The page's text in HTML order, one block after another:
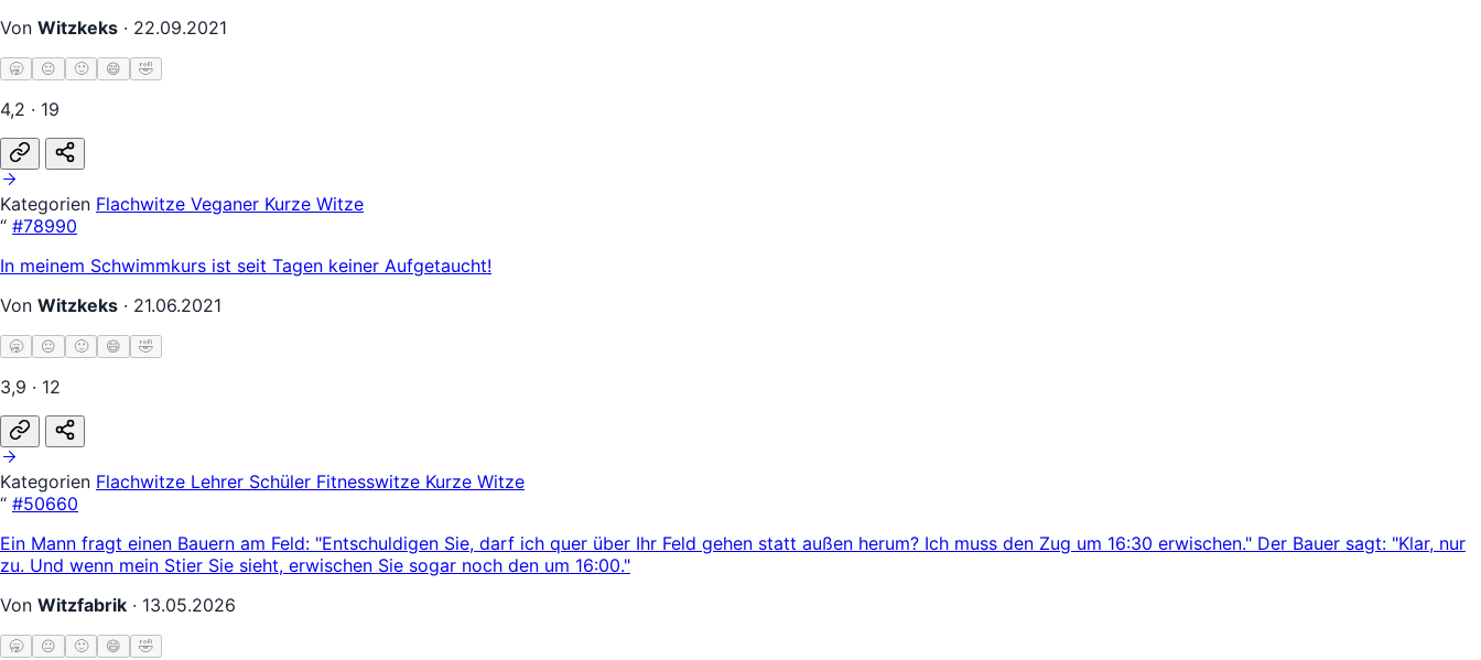
Von Witzkeks · 22.09.2021
🥱 😐 🙂 😄 🤣
4,2 · 19
Kategorien Flachwitze Veganer Kurze Witze
“ #78990
In meinem Schwimmkurs ist seit Tagen keiner Aufgetaucht!
Von Witzkeks · 21.06.2021
🥱 😐 🙂 😄 🤣
3,9 · 12
Kategorien Flachwitze Lehrer Schüler Fitnesswitze Kurze Witze
“ #50660
Ein Mann fragt einen Bauern am Feld: "Entschuldigen Sie, darf ich quer über Ihr Feld gehen statt außen herum? Ich muss den Zug um 16:30 erwischen." Der Bauer sagt: "Klar, nur
zu. Und wenn mein Stier Sie sieht, erwischen Sie sogar noch den um 16:00."
Von Witzfabrik · 13.05.2026
🥱 😐 🙂 😄 🤣